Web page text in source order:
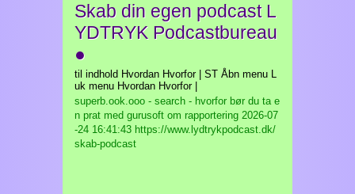
Skab din egen podcast L
YDTRYK Podcastbureau
●
til indhold Hvordan Hvorfor | ST Åbn menu L
uk menu Hvordan Hvorfor |
superb.ook.ooo - search - hvorfor bør du ta e
n prat med gurusoft om rapportering 2026-07
-24 16:41:43 https://www.lydtrykpodcast.dk/
skab-podcast